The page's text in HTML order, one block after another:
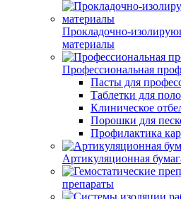
Прокладочно-
материалы
Профессиональная
Пасты для
Таблетки для
Клиническое
Порошки для
Профилактика
Артикуляционная
препараты